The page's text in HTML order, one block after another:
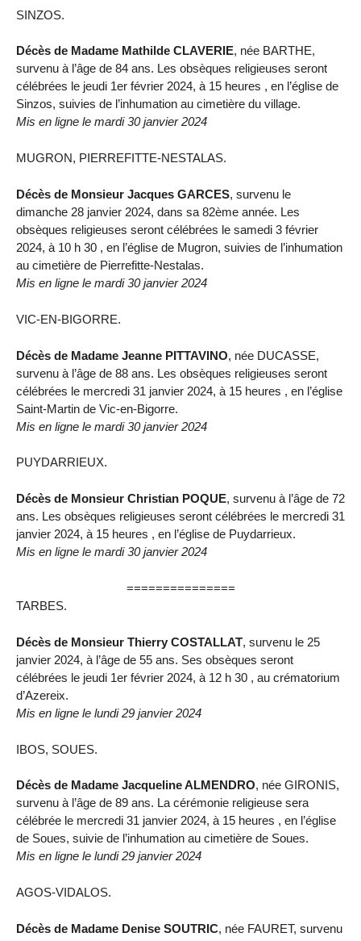
SINZOS.
Décès de Madame Mathilde CLAVERIE, née BARTHE,
survenu à l’âge de 84 ans. Les obsèques religieuses seront
célébrées le jeudi 1er février 2024, à 15 heures , en l’église de
Sinzos, suivies de l’inhumation au cimetière du village.
Mis en ligne le mardi 30 janvier 2024
MUGRON, PIERREFITTE-NESTALAS.
Décès de Monsieur Jacques GARCES, survenu le
dimanche 28 janvier 2024, dans sa 82ème année. Les
obsèques religieuses seront célébrées le samedi 3 février
2024, à 10 h 30 , en l’église de Mugron, suivies de l’inhumation
au cimetière de Pierrefitte-Nestalas.
Mis en ligne le mardi 30 janvier 2024
VIC-EN-BIGORRE.
Décès de Madame Jeanne PITTAVINO, née DUCASSE,
survenu à l’âge de 88 ans. Les obsèques religieuses seront
célébrées le mercredi 31 janvier 2024, à 15 heures , en l’église
Saint-Martin de Vic-en-Bigorre.
Mis en ligne le mardi 30 janvier 2024
PUYDARRIEUX.
Décès de Monsieur Christian POQUE, survenu à l’âge de 72
ans. Les obsèques religieuses seront célébrées le mercredi 31
janvier 2024, à 15 heures , en l’église de Puydarrieux.
Mis en ligne le mardi 30 janvier 2024
===============
TARBES.
Décès de Monsieur Thierry COSTALLAT, survenu le 25
janvier 2024, à l’âge de 55 ans. Ses obsèques seront
célébrées le jeudi 1er février 2024, à 12 h 30 , au crématorium
d’Azereix.
Mis en ligne le lundi 29 janvier 2024
IBOS, SOUES.
Décès de Madame Jacqueline ALMENDRO, née GIRONIS,
survenu à l’âge de 89 ans. La cérémonie religieuse sera
célébrée le mercredi 31 janvier 2024, à 15 heures , en l’église
de Soues, suivie de l’inhumation au cimetière de Soues.
Mis en ligne le lundi 29 janvier 2024
AGOS-VIDALOS.
Décès de Madame Denise SOUTRIC, née FAURET, survenu